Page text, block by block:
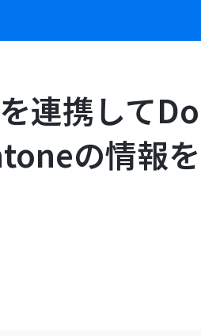
連携して
の情報